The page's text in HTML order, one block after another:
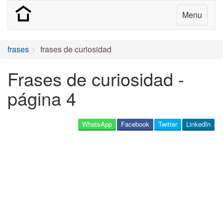
Menu
frases frases de curiosidad
Frases de curiosidad -
página 4
LinkedIn
Twitter
Facebook
WhatsApp